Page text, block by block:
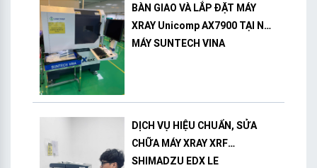
BÀN GIAO VÀ LẮP ĐẶT MÁY
XRAY Unicomp AX7900 TẠI NHÀ
MÁY SUNTECH VINA
DỊCH VỤ HIỆU CHUẨN, SỬA
CHỮA MÁY XRAY XRF
SHIMADZU EDX LE